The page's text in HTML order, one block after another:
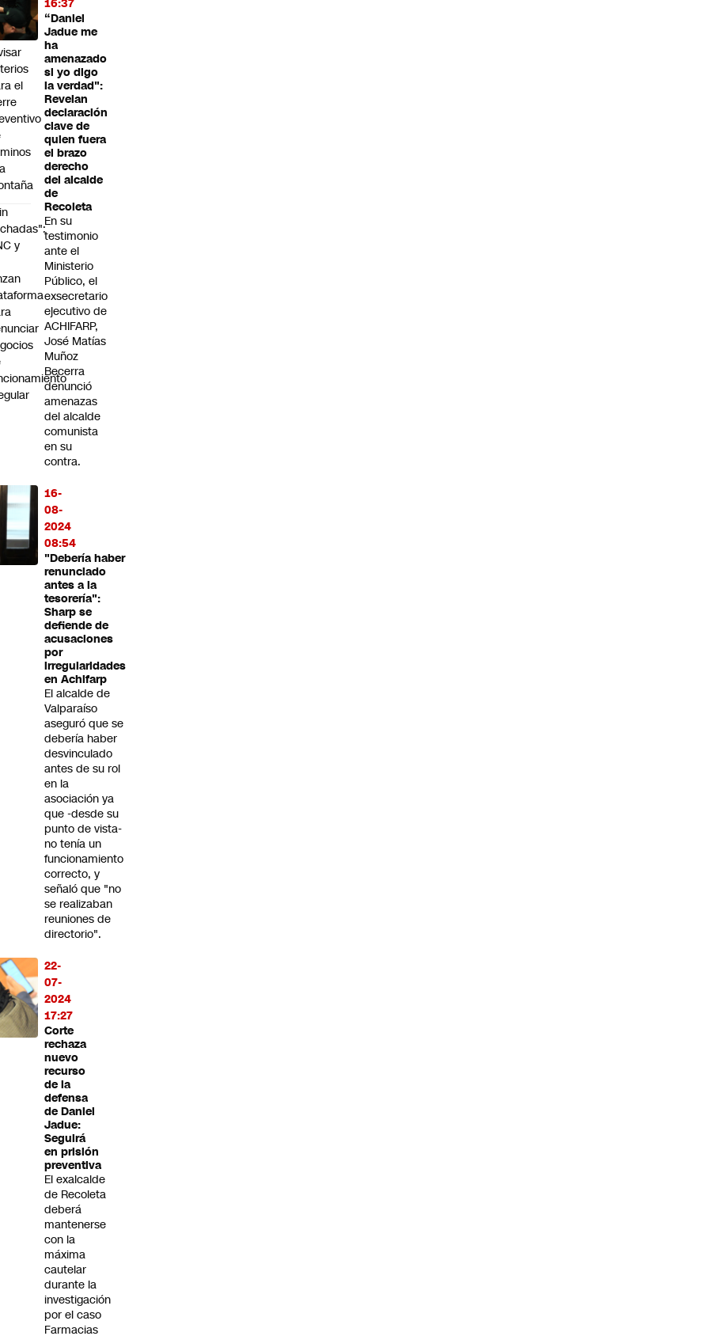
16:37
“Daniel
Jadue me
ha
amenazado
si yo digo
la verdad":
Revelan
declaración
clave de
quien fuera
el brazo
derecho
del alcalde
de
Recoleta
En su
testimonio
ante el
Ministerio
Público, el
exsecretario
ejecutivo de
ACHIFARP,
José Matías
Muñoz
Becerra
denunció
amenazas
del alcalde
comunista
en su
contra.
16-
08-
2024
08:54
"Debería haber
renunciado
antes a la
tesorería":
Sharp se
defiende de
acusaciones
por
irregularidades
en Achifarp
El alcalde de
Valparaíso
aseguró que se
debería haber
desvinculado
antes de su rol
en la
asociación ya
que -desde su
punto de vista-
no tenía un
funcionamiento
correcto, y
señaló que "no
se realizaban
reuniones de
directorio".
22-
07-
2024
17:27
Corte
rechaza
nuevo
recurso
de la
defensa
de Daniel
Jadue:
Seguirá
en prisión
preventiva
El exalcalde
de Recoleta
deberá
mantenerse
con la
máxima
cautelar
durante la
investigación
por el caso
Farmacias
el
y